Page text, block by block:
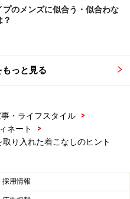
だから。（女性、50
）、その他）
コーディネートを見てい
レンジ色のアクセン
プのメンズに似合う・似合わな
っと見る
・ライフスタイル
>
ネート
>
り入れた着こなしのヒント
採用情報